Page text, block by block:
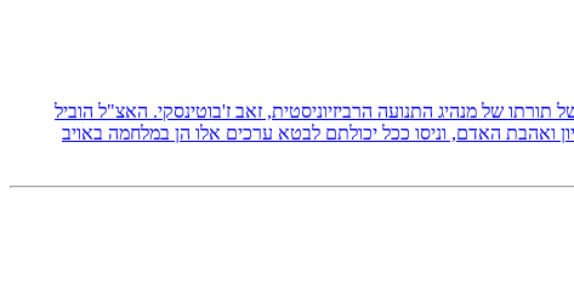
של תורתו של מנהיג התנועה הרביזיוניסטית, זאב ז'בוטינסקי. האצ"ל הוביל
ואהבת האדם, וניסו ככל יכולתם לבטא ערכים אלו הן במלחמה באויב